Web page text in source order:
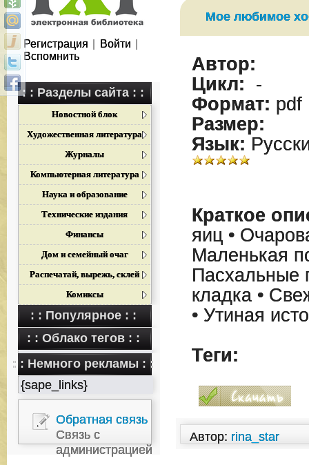
Регистрация Войти
Вспомнить
: : Разделы сайта : :
Новостной блок
Художественная литература
Журналы
Компьютерная литература
Наука и образование
Технические издания
Финансы
Дом и семейный очаг
Распечатай, вырежь, склей
Комиксы
: : Популярное : :
: : Облако тегов : :
: : Немного рекламы : :
{sape_links}
Обратная связь
Связь с
администрацией
Мое любимое
Автор:
Цикл: -
Формат: pdf
Размер:
Язык:
Краткое
яиц •
Маленькая
Пасхальные
кладка •
• Утиная
Теги:
Автор: rina_star